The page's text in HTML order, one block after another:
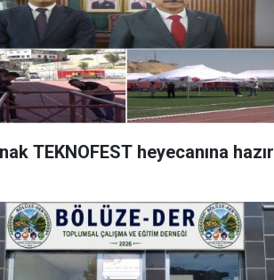
TEKNOFEST heyecanına hazır